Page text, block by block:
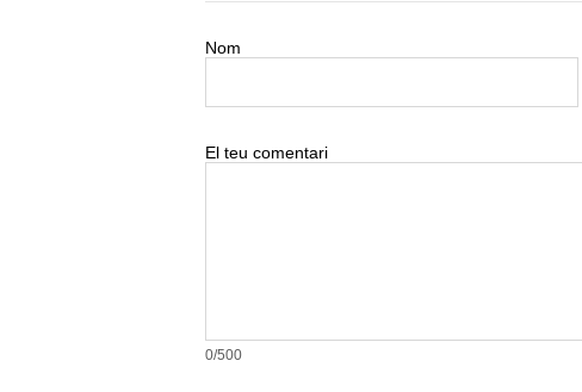
Nom
El teu comentari
0/500